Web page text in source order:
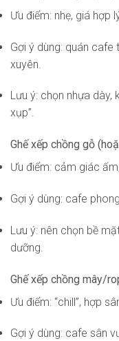
Ưu điểm: nhẹ, giá hợp
Gợi ý dùng: quán
xuyên.
Lưu ý: chọn nhựa dày,
xụp”.
Ghế xếp chồng gỗ
Ưu điểm: cảm giác
Gợi ý dùng: cafe
Lưu ý: nên chọn bề
dưỡng.
Ghế xếp chồng mây/
Ưu điểm: “chill”, hợp
Gợi ý dùng: cafe sân